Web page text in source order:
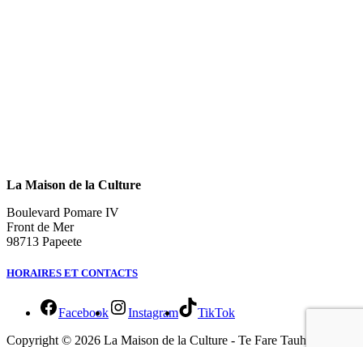
La Maison de la Culture
Boulevard Pomare IV
Front de Mer
98713 Papeete
HORAIRES ET CONTACTS
Facebook Instagram
TikTok
Copyright © 2026 La Maison de la Culture - Te Fare Tauhiti